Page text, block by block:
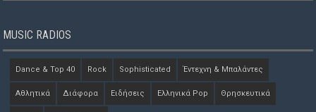
MUSIC RADIOS
Dance & Top 40 Rock Sophisticated Έντεχνη & Μπαλάντες
Αθλητικά Διάφορα Ειδήσεις Ελληνικά Pop Θρησκευτικά